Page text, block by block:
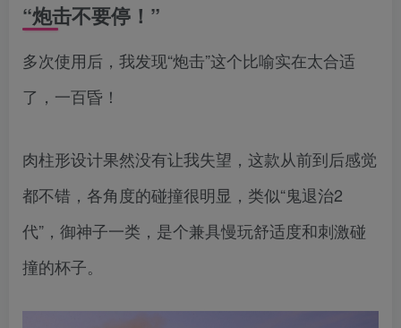
“炮击不要停！”
多次使用后，我发现“炮击”这个比喻实在太合适
了，一百昏！
肉柱形设计果然没有让我失望，这款从前到后感觉
都不错，各角度的碰撞很明显，类似“鬼退治2
代”，御神子一类，是个兼具慢玩舒适度和刺激碰
撞的杯子。